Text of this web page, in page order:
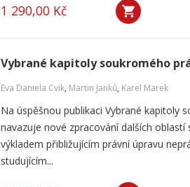
1 290,00 Kč
Vybrané kapitoly soukromého
Eva Daniela Cvik, Martin Janků, Karel Marek
Na úspěšnou publikaci Vybrané kapitoly
navazuje nové zpracování dalších
výkladem přibližujícím právní úpravu
studujícím...